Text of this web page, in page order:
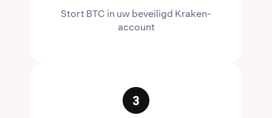
Stort BTC in uw beveiligd Kraken-
account